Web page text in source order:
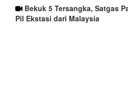
Bekuk 5 Tersangka, Satgas
Pil Ekstasi dari Malaysia